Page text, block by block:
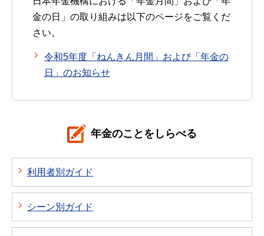
金の日」の取り組みは以下のページをご覧くだ
さい。
令和5年度「ねんきん月間」および「年金の
日」のお知らせ
年金のことをしらべる
利用者別ガイド
シーン別ガイド